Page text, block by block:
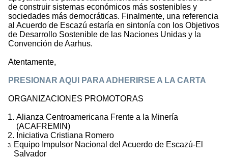
de construir sistemas económicos más sostenibles y
sociedades más democráticas. Finalmente, una referencia
al Acuerdo de Escazú estaría en sintonía con los Objetivos
de Desarrollo Sostenible de las Naciones Unidas y la
Convención de Aarhus.
Atentamente,
PRESIONAR AQUI PARA ADHERIRSE A LA CARTA
ORGANIZACIONES PROMOTORAS
Alianza Centroamericana Frente a la Minería
(ACAFREMIN)
Iniciativa Cristiana Romero
Equipo Impulsor Nacional del Acuerdo de Escazú-El
Salvador